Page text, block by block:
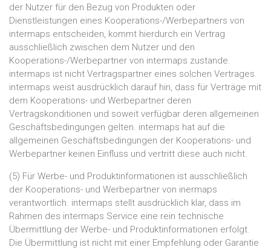
der Nutzer für den Bezug von Produkten oder
Dienstleistungen eines Kooperations-/Werbepartners von
intermaps entscheiden, kommt hierdurch ein Vertrag
ausschließlich zwischen dem Nutzer und den
Kooperations-/Werbepartner von intermaps zustande.
intermaps ist nicht Vertragspartner eines solchen Vertrages.
intermaps weist ausdrücklich darauf hin, dass für Verträge mit
dem Kooperations- und Werbepartner deren
Vertragskonditionen und soweit verfügbar deren allgemeinen
Geschäftsbedingungen gelten. intermaps hat auf die
allgemeinen Geschäftsbedingungen der Kooperations- und
Werbepartner keinen Einfluss und vertritt diese auch nicht.
(5) Für Werbe- und Produktinformationen ist ausschließlich
der Kooperations- und Werbepartner von inermaps
verantwortlich. intermaps stellt ausdrücklich klar, dass im
Rahmen des intermaps Service eine rein technische
Übermittlung der Werbe- und Produktinformationen erfolgt.
Die Übermittlung ist nicht mit einer Empfehlung oder Garantie